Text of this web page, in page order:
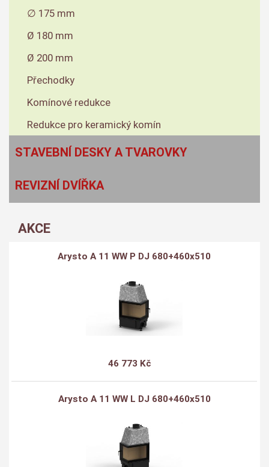
∅ 175 mm
Ø 180 mm
Ø 200 mm
Přechodky
Komínové redukce
Redukce pro keramický komín
STAVEBNÍ DESKY A TVAROVKY
REVIZNÍ DVÍŘKA
AKCE
Arysto A 11 WW P DJ 680+460x510
46 773 Kč
Arysto A 11 WW L DJ 680+460x510